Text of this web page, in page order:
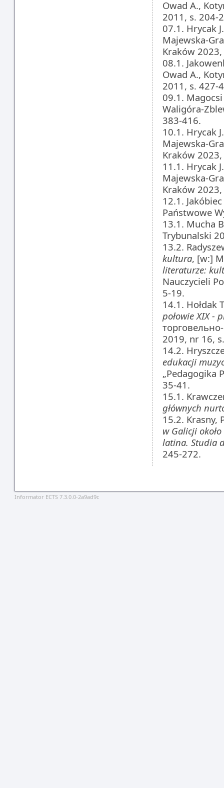
Owad A.,
2011, s. 204-
07.1. Hrycak
Majewska-
Kraków
08.1.
Owad A.,
2011, s. 427-
09.1.
Waligóra-
383-416.
10.1. Hrycak
Majewska-
Kraków
11.1. Hrycak
Majewska-
Kraków
12.1.
Państwowe
13.1. Mucha
Trybunalski
13.2.
kultura, [w:]
literaturze:
Nauczycieli
5-19.
14.1. Hołdak
połowie XIX -
2019, nr 16,
14.2.
edukacji
„Pedagogika
35-41.
15.1.
głównych
15.2. Krasny,
w Galicji
latina. Studia
245-272.
Informator ECTS 7.3.0.0-2a9ad9c